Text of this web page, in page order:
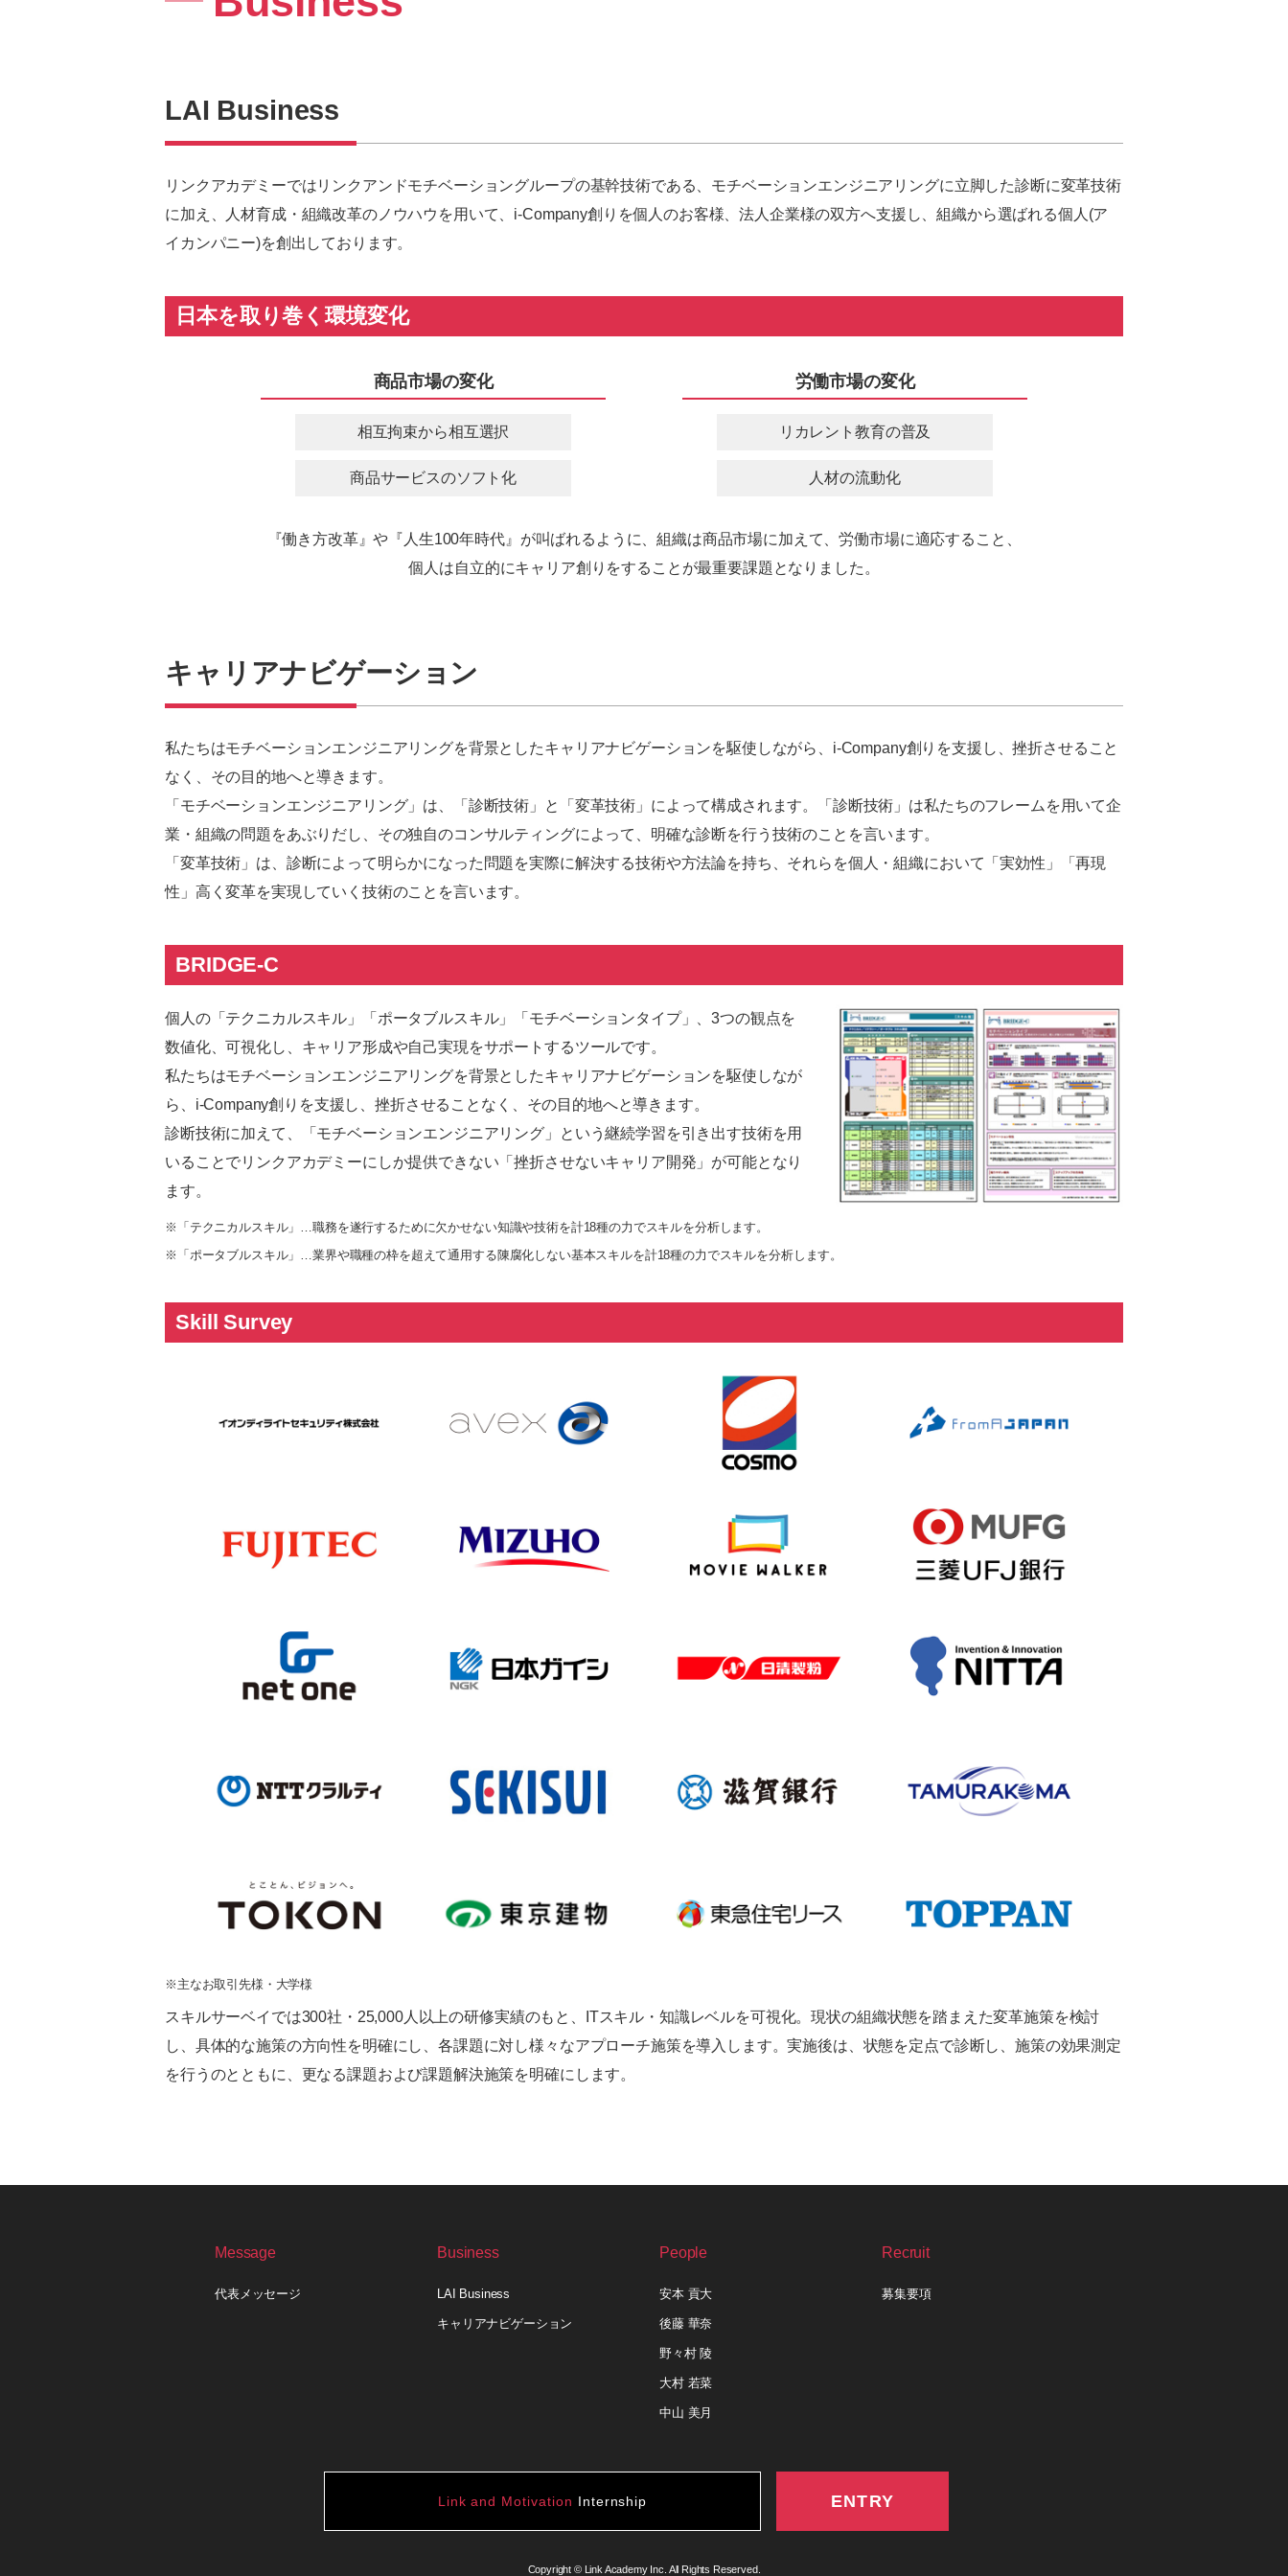
LAI Business
リンクアカデミーではリンクアンドモチベーショングループの基幹技術である、モチベーションエンジニアリングに立脚した診断に変革技術
に加え、人材育成・組織改革のノウハウを用いて、i-Company創りを個人のお客様、法人企業様の双方へ支援し、組織から選ばれる個人(ア
イカンパニー)を創出しております。
日本を取り巻く環境変化
商品市場の変化
相互拘束から相互選択
商品サービスのソフト化
労働市場の変化
リカレント教育の普及
人材の流動化
『働き方改革』や『人生100年時代』が叫ばれるように、組織は商品市場に加えて、労働市場に適応すること、
個人は自立的にキャリア創りをすることが最重要課題となりました。
キャリアナビゲーション
私たちはモチベーションエンジニアリングを背景としたキャリアナビゲーションを駆使しながら、i-Company創りを支援し、挫折させること
なく、その目的地へと導きます。
「モチベーションエンジニアリング」は、「診断技術」と「変革技術」によって構成されます。「診断技術」は私たちのフレームを用いて企
業・組織の問題をあぶりだし、その独自のコンサルティングによって、明確な診断を行う技術のことを言います。
「変革技術」は、診断によって明らかになった問題を実際に解決する技術や方法論を持ち、それらを個人・組織において「実効性」「再現
性」高く変革を実現していく技術のことを言います。
BRIDGE-C
個人の「テクニカルスキル」「ポータブルスキル」「モチベーションタイプ」、3つの観点を
数値化、可視化し、キャリア形成や自己実現をサポートするツールです。
私たちはモチベーションエンジニアリングを背景としたキャリアナビゲーションを駆使しなが
ら、i-Company創りを支援し、挫折させることなく、その目的地へと導きます。
診断技術に加えて、「モチベーションエンジニアリング」という継続学習を引き出す技術を用
いることでリンクアカデミーにしか提供できない「挫折させないキャリア開発」が可能となり
ます。
※「テクニカルスキル」…職務を遂行するために欠かせない知識や技術を計18種の力でスキルを分析します。
※「ポータブルスキル」…業界や職種の枠を超えて通用する陳腐化しない基本スキルを計18種の力でスキルを分析します。
Skill Survey
※主なお取引先様・大学様
スキルサーベイでは300社・25,000人以上の研修実績のもと、ITスキル・知識レベルを可視化。現状の組織状態を踏まえた変革施策を検討
し、具体的な施策の方向性を明確にし、各課題に対し様々なアプローチ施策を導入します。実施後は、状態を定点で診断し、施策の効果測定
を行うのとともに、更なる課題および課題解決施策を明確にします。
Message
代表メッセージ
Business
LAI Business
キャリアナビゲーション
People
安本 貢大
後藤 華奈
野々村 陵
大村 若菜
中山 美月
Recruit
募集要項
Link and Motivation Internship ENTRY
Copyright © Link Academy Inc. All Rights Reserved.